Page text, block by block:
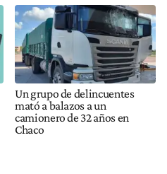
Un grupo de delincuentes
mató a balazos a un
camionero de 32 años en
Chaco